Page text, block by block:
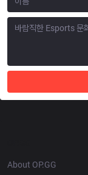
About OP.GG